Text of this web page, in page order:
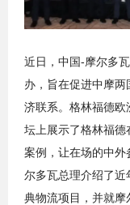
近日，中国-摩尔多
办，旨在促进中摩
济联系。格林福德
坛上展示了格林福
案例，让在场的中
尔多瓦总理介绍了
典物流项目，并就摩